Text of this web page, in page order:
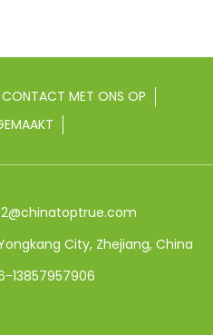
CONTACT MET ONS OP
City, Zhejiang, China
13857957906